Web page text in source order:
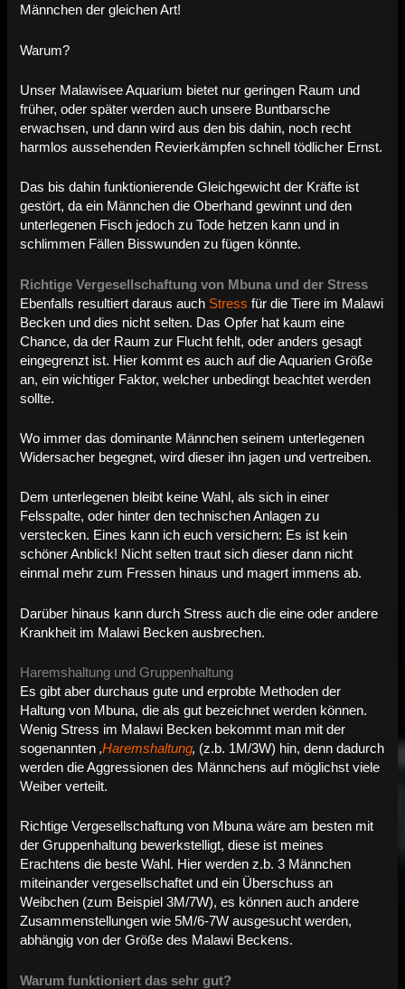
Männchen der gleichen Art!
Warum?
Unser Malawisee Aquarium bietet nur geringen Raum und
früher, oder später werden auch unsere Buntbarsche
erwachsen, und dann wird aus den bis dahin, noch recht
harmlos aussehenden Revierkämpfen schnell tödlicher Ernst.
Das bis dahin funktionierende Gleichgewicht der Kräfte ist
gestört, da ein Männchen die Oberhand gewinnt und den
unterlegenen Fisch jedoch zu Tode hetzen kann und in
schlimmen Fällen Bisswunden zu fügen könnte.
Richtige Vergesellschaftung von Mbuna und der Stress
Ebenfalls resultiert daraus auch Stress für die Tiere im Malawi
Becken und dies nicht selten. Das Opfer hat kaum eine
Chance, da der Raum zur Flucht fehlt, oder anders gesagt
eingegrenzt ist. Hier kommt es auch auf die Aquarien Größe
an, ein wichtiger Faktor, welcher unbedingt beachtet werden
sollte.
Wo immer das dominante Männchen seinem unterlegenen
Widersacher begegnet, wird dieser ihn jagen und vertreiben.
Dem unterlegenen bleibt keine Wahl, als sich in einer
Felsspalte, oder hinter den technischen Anlagen zu
verstecken. Eines kann ich euch versichern: Es ist kein
schöner Anblick! Nicht selten traut sich dieser dann nicht
einmal mehr zum Fressen hinaus und magert immens ab.
Darüber hinaus kann durch Stress auch die eine oder andere
Krankheit im Malawi Becken ausbrechen.
Haremshaltung und Gruppenhaltung
Es gibt aber durchaus gute und erprobte Methoden der
Haltung von Mbuna, die als gut bezeichnet werden können.
Wenig Stress im Malawi Becken bekommt man mit der
sogenannten‚Haremshaltung‚ (z.b. 1M/3W) hin, denn dadurch
werden die Aggressionen des Männchens auf möglichst viele
Weiber verteilt.
Richtige Vergesellschaftung von Mbuna wäre am besten mit
der Gruppenhaltung bewerkstelligt, diese ist meines
Erachtens die beste Wahl. Hier werden z.b. 3 Männchen
miteinander vergesellschaftet und ein Überschuss an
Weibchen (zum Beispiel 3M/7W), es können auch andere
Zusammenstellungen wie 5M/6-7W ausgesucht werden,
abhängig von der Größe des Malawi Beckens.
Warum funktioniert das sehr gut?